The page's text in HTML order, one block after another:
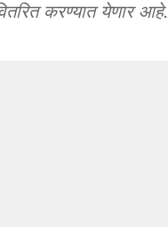
करण्यात येणार आहे.